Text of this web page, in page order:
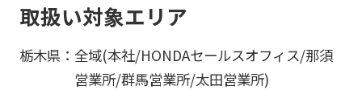
取扱い対象エリア
栃木県： 全域(本社/HONDAセールスオフィス/那須
営業所/群馬営業所/太田営業所)